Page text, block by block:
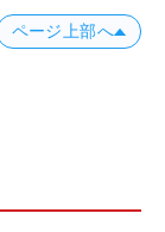
ページ上部へ